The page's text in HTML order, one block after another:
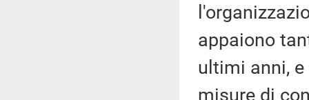
appaiono
ultimi anni,
misure di